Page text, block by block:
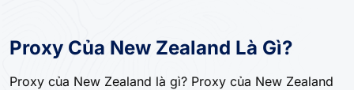
Proxy Của New Zealand Là Gì?
Proxy của New Zealand là gì? Proxy của New Zealand